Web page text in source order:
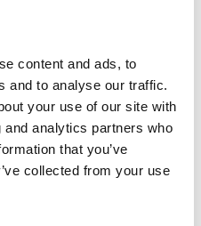
content and ads, to
and to analyse our traffic.
your use of our site with
analytics partners who
that you’ve
collected from your use
i efterhand, vänligen logga in